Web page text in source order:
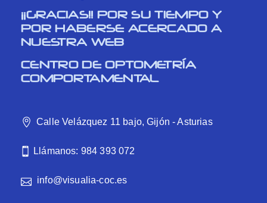
¡¡GRACIAS!! POR SU TIEMPO Y
POR HABERSE ACERCADO A
NUESTRA WEB
CENTRO DE OPTOMETRÍA
COMPORTAMENTAL
Calle Velázquez 11 bajo, Gijón - Asturias
Llámanos: 984 393 072
info@visualia-coc.es